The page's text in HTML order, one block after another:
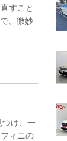
すこと
、微妙
つけ、一
ィニの